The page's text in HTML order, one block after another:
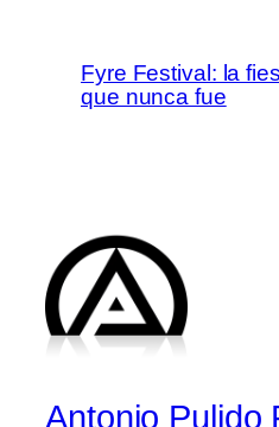
Fyre Festival: la
que nunca fue
Antonio Pulido